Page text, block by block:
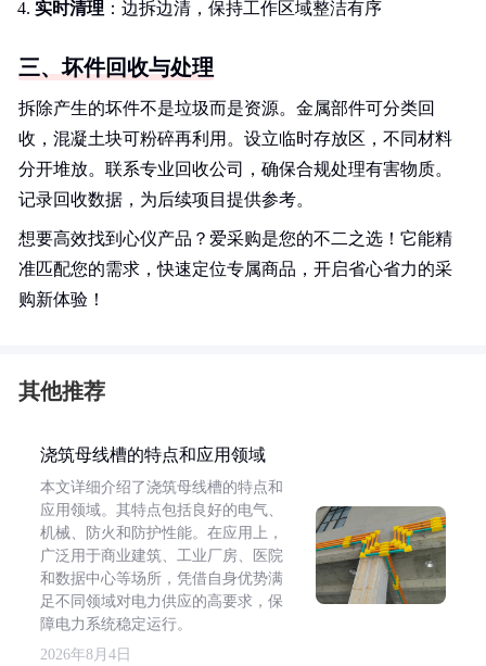
实时清理 ：边拆边清，保持工作区域整洁有序
三、坏件回收与处理
拆除产生的坏件不是垃圾而是资源。金属部件可分类回
收，混凝土块可粉碎再利用。设立临时存放区，不同材料
分开堆放。联系专业回收公司，确保合规处理有害物质。
记录回收数据，为后续项目提供参考。
想要高效找到心仪产品？爱采购是您的不二之选！它能精
准匹配您的需求，快速定位专属商品，开启省心省力的采
购新体验！
其他推荐
浇筑母线槽的特点和应用领域
本文详细介绍了浇筑母线槽的特点和
应用领域。其特点包括良好的电气、
机械、防火和防护性能。在应用上，
广泛用于商业建筑、工业厂房、医院
和数据中心等场所，凭借自身优势满
足不同领域对电力供应的高要求，保
障电力系统稳定运行。
2026年8月4日